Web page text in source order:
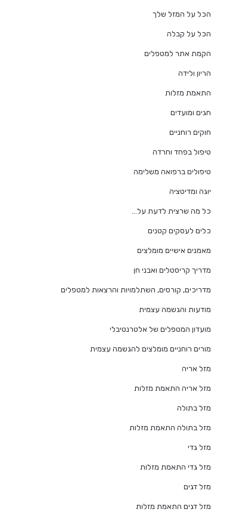
הכל על המזל שלך
הכל על קבלה
הקמת אתר למטפלים
הריון ולידה
התאמת מזלות
חגים ומועדים
חוקים רוחניים
טיפול בפחד וחרדה
טיפולים ברפואה משלימה
יוגה ומדיטציה
כל מה שרצית לדעת על…
כלים לעסקים קטנים
מאמנים אישיים מומלצים
מדריך קריסטלים ואבני חן
מדריכים, קורסים, השתלמויות והרצאות למטפלים
מודעות והגשמה עצמית
מועדון המטפלים של אלטרנטיבלי
מורים רוחניים מומלצים להגשמה עצמית
מזל אריה
מזל אריה התאמת מזלות
מזל בתולה
מזל בתולה התאמת מזלות
מזל גדי
מזל גדי התאמת מזלות
מזל דגים
מזל דגים התאמת מזלות